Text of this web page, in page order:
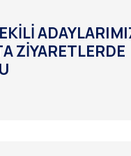
ZİYARETLERDE